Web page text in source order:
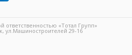
ответственностью «Тотал Групп»
ул.Машиностроителей 29-16